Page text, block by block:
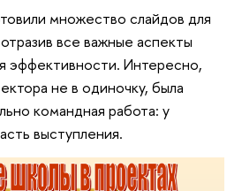
множество слайдов для
все важные аспекты
эффективности. Интересно,
не в одиночку, была
командная работа: у
выступления.